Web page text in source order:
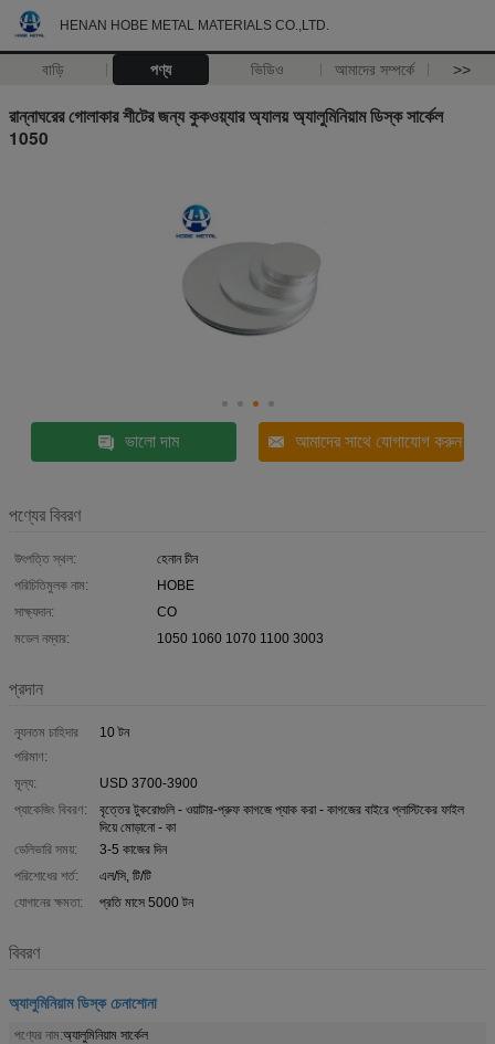
HENAN HOBE METAL MATERIALS CO.,LTD.
বাড়ি পণ্য ভিডিও আমাদের সম্পর্কে >>
রান্নাঘরের গোলাকার শীটের জন্য কুকওয়্যার অ্যালয় অ্যালুমিনিয়াম ডিস্ক সার্কেল
1050
ভালো দাম আমাদের সাথে যোগাযোগ করুন
পণ্যের বিবরণ
উৎপত্তি স্থল:
হেনান চীন
পরিচিতিমুলক নাম:
HOBE
সাক্ষ্যদান:
CO
মডেল নম্বার:
1050 1060 1070 1100 3003
প্রদান
ন্যূনতম চাহিদার
পরিমাণ:
10 টন
মূল্য:
USD 3700-3900
প্যাকেজিং বিবরণ:
বৃত্তের টুকরোগুলি - ওয়াটার-প্রুফ কাগজে প্যাক করা - কাগজের বাইরে প্লাস্টিকের ফাইল
দিয়ে মোড়ানো - কা
ডেলিভারি সময়:
3-5 কাজের দিন
পরিশোধের শর্ত:
এল/সি, টি/টি
যোগানের ক্ষমতা:
প্রতি মাসে 5000 টন
বিবরণ
অ্যালুমিনিয়াম ডিস্ক চেনাশোনা
পণ্যের নাম:অ্যালুমিনিয়াম সার্কেল